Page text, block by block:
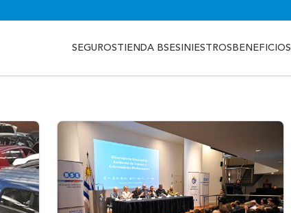
SEGUROSTIENDA BSESINIESTROS BENEFICIOS